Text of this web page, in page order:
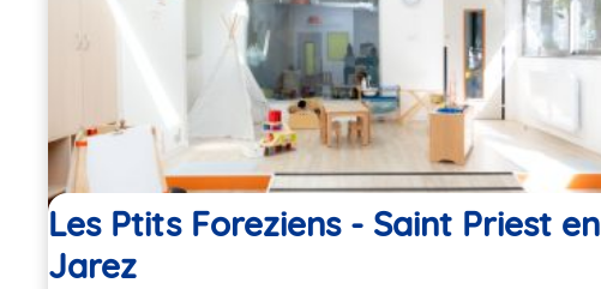
Les Ptits Foreziens - Saint Priest en
Jarez